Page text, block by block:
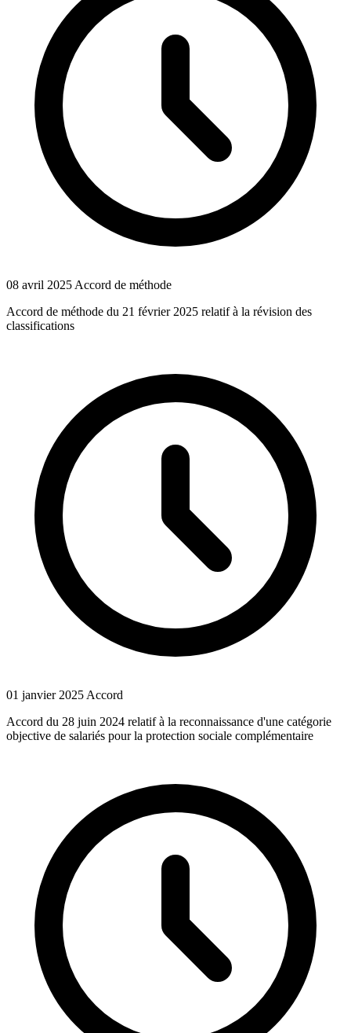
08 avril 2025 Accord de méthode
Accord de méthode du 21 février 2025 relatif à la révision des
classifications
01 janvier 2025 Accord
Accord du 28 juin 2024 relatif à la reconnaissance d'une catégorie
objective de salariés pour la protection sociale complémentaire